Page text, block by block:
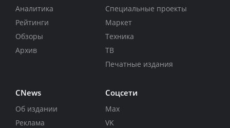
Аналитика
Рейтинги
Обзоры
Архив
Специальные проекты
Маркет
Техника
ТВ
Печатные издания
CNews
Об издании
Реклама
Соцсети
Max
VK